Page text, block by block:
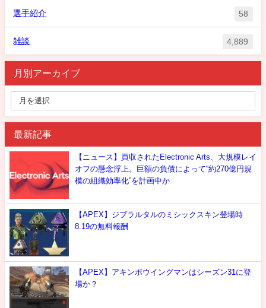
選手紹介 58
雑談 4,889
月別アーカイブ
最新記事
【ニュース】買収されたElectronic Arts、大規模レイ
オフの懸念浮上。巨額の負債によって“約270億円規
模の組織効率化”を計画中か
【APEX】ジブラルタルのミシックスキン登場時
8.19の無料報酬
【APEX】アキンボウイングマンはシーズン31に登
場か？